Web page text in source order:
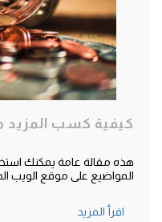
كيفية كسب المزيد
هذه مقالة عامة يمكنك
المواضيع على موقع الويب
اقرأ المزيد